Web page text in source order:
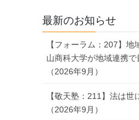
最新のお知らせ
【フォーラム：207】地
山商科大学が地域連携で
（2026年9月）
【敬天塾：211】法は
（2026年9月）